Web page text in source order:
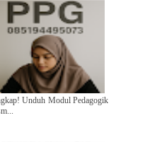
Unduh Modul Pedagogik